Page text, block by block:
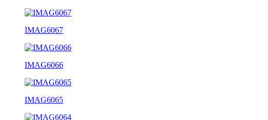
IMAG6067
IMAG6066
IMAG6065